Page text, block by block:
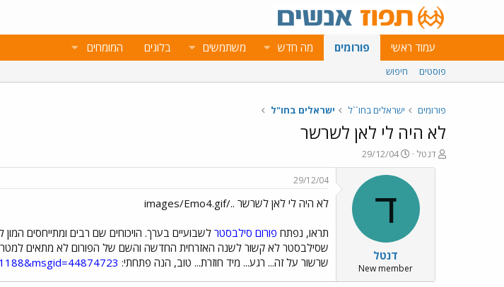
עמוד ראשי פורומים מה חדש משתמשים בלוגים המומחים
פוסטים חיפוש
פורומים ישראלים בחו``ל ישראלים בחו"ל
לא היה לי לאן לשרשר
פ
ו
דנטל
פ
ו
ר
ם
א
ר
י
ך
29/12/04
ד
דנטל
New member
29/12/04
לא היה לי לאן לשרשר ../images/Emo4.gif
תראו, נפתח פורום סילבסטר לשבועיים בערך. הויכוחים שם רבים ומתייחסים
שסילבסטר לא קשור לשנה האזרחית החדשה והשם של הפורום לא מתאים
שרשור על זה... רגע... מיד חוזרת... טוב, הנה פתחתי: